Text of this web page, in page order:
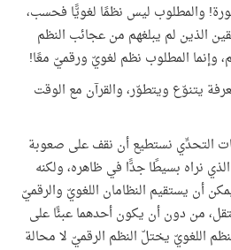
والمطلوب ليس نظمًا لغويًّا فحسب،
الذين لم يبلغهم من عجائب النظم
وإنما المطلوب نظم لغويّ ورقميّ معًا!
يتنوّع ويتطوّر، والقرآن مع الوقت
التحدِّي نستطيع أن نقف على صعوبة
نراه بسيطًا جدًّا في ظاهره، ولكنه
أن يستقيم النظامان اللغويّ والرقميّ
من دون أن يكون أحدهما عبئًا على
اللغويّ يختلّ النظم الرقميّ لا محالة